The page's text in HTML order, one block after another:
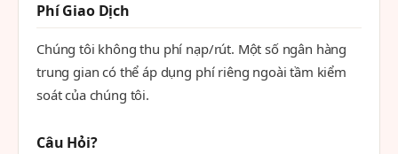
Phí Giao Dịch
Chúng tôi không thu phí nạp/rút. Một số ngân hàng
trung gian có thể áp dụng phí riêng ngoài tầm kiểm
soát của chúng tôi.
Câu Hỏi?